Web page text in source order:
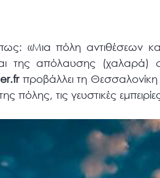
«Μια πόλη αντιθέσεων
της απόλαυσης (χαλαρά)
.frπροβάλλει τη Θεσσαλονίκη
πόλης, τις γευστικές